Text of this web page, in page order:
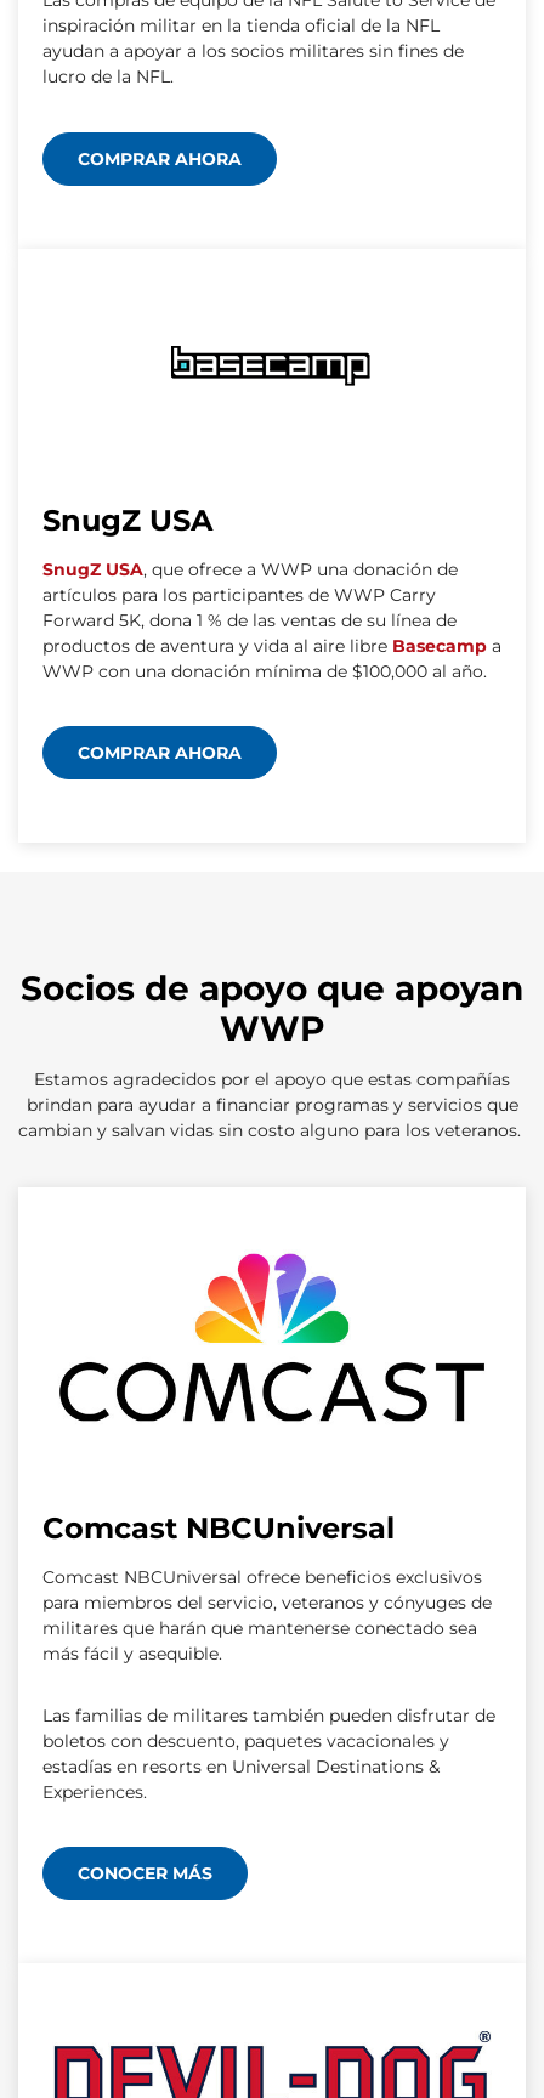
inspiración militar en la tienda oficial de la NFL
ayudan a apoyar a los socios militares sin fines de
lucro de la NFL.
COMPRAR AHORA
SnugZ USA
SnugZ USA, que ofrece a WWP una donación de
artículos para los participantes de WWP Carry
Forward 5K, dona 1 % de las ventas de su línea de
productos de aventura y vida al aire libre Basecamp a
WWP con una donación mínima de $100,000 al año.
COMPRAR AHORA
Socios de apoyo que apoyan
WWP
Estamos agradecidos por el apoyo que estas compañías
brindan para ayudar a financiar programas y servicios que
cambian y salvan vidas sin costo alguno para los veteranos.
Comcast NBCUniversal
Comcast NBCUniversal ofrece beneficios exclusivos
para miembros del servicio, veteranos y cónyuges de
militares que harán que mantenerse conectado sea
más fácil y asequible.
Las familias de militares también pueden disfrutar de
boletos con descuento, paquetes vacacionales y
estadías en resorts en Universal Destinations &
Experiences.
CONOCER MÁS